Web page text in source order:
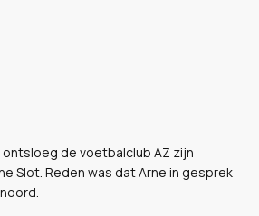
de voetbalclub AZ zijn
Slot. Reden was dat Arne in gesprek